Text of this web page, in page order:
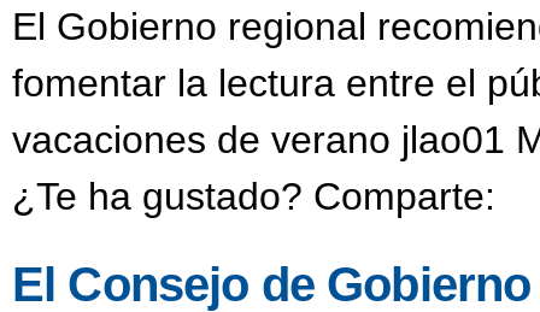
El Gobierno regional
fomentar la lectura entre el
vacaciones de verano jlao01
¿Te ha gustado? Comparte:
El Consejo de